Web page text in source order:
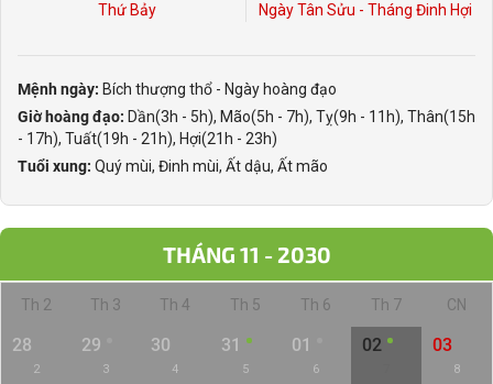
Thứ Bảy
Ngày Tân Sửu - Tháng Đinh Hợi
Mệnh ngày: Bích thượng thổ - Ngày hoàng đạo
Giờ hoàng đạo: Dần(3h - 5h), Mão(5h - 7h), Tỵ(9h - 11h), Thân(15h
- 17h), Tuất(19h - 21h), Hợi(21h - 23h)
Tuổi xung: Quý mùi, Đinh mùi, Ất dậu, Ất mão
THÁNG 11 - 2030
Th 2 Th 3 Th 4 Th 5 Th 6 Th 7 CN
28
2
29
3
30
4
31
5
01
6
02 03
8